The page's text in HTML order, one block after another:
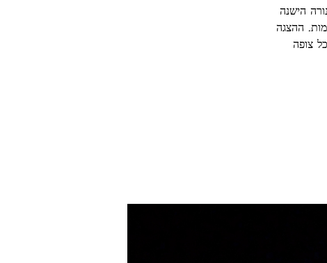
הישנה?
ההצגה
צופה.